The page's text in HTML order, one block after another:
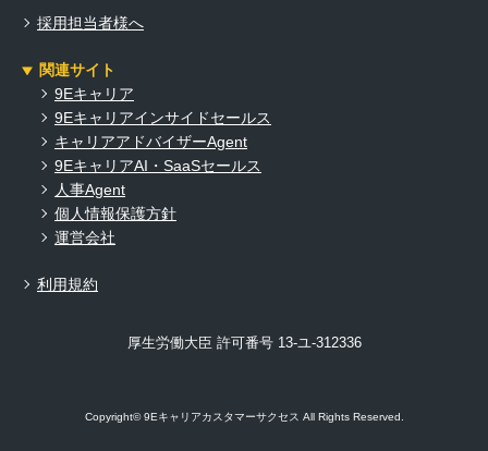
採用担当者様へ
関連サイト
9Eキャリア
9Eキャリアインサイドセールス
キャリアアドバイザーAgent
9EキャリアAI・SaaSセールス
人事Agent
個人情報保護方針
運営会社
利用規約
厚生労働大臣 許可番号 13-ユ-312336
Copyright© 9Eキャリアカスタマーサクセス All Rights Reserved.